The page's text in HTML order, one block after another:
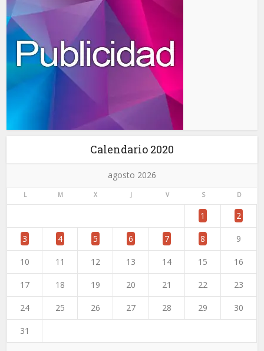
Calendario 2020
agosto 2026
L M X J V S D
1 2
3 4 5 6 7 8 9
10 11 12 13 14 15 16
17 18 19 20 21 22 23
24 25 26 27 28 29 30
31